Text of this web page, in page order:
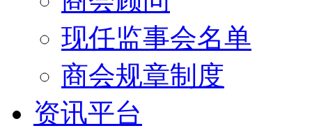
现任监事会名单
商会规章制度
资讯平台